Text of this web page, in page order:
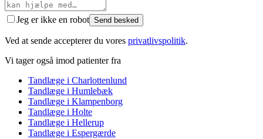
Jeg er ikke en robot Send besked
Ved at sende accepterer du vores privatlivspolitik.
Vi tager også imod patienter fra
Tandlæge i Charlottenlund
Tandlæge i Humlebæk
Tandlæge i Klampenborg
Tandlæge i Holte
Tandlæge i Hellerup
Tandlæge i Espergærde